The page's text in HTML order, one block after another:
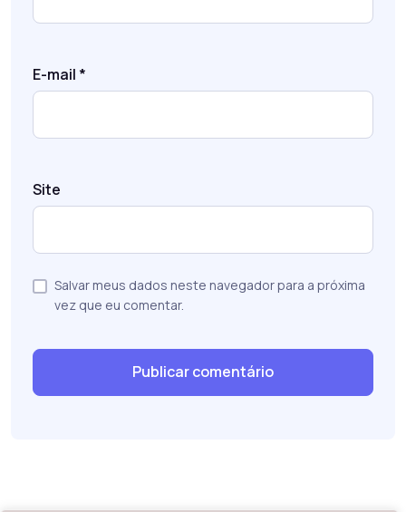
E-mail *
Site
Salvar meus dados neste navegador para a próxima
vez que eu comentar.